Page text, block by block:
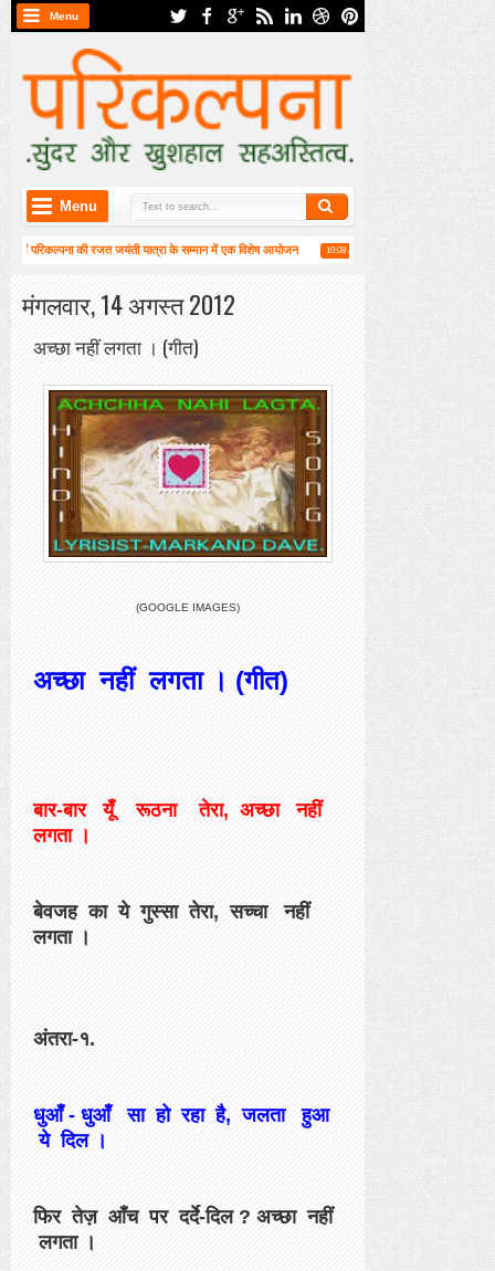
Menu
Menu
में परिकल्पना की रजत जयंती यात्रा के सम्मान में एक विशेष आयोजन 10:08 AM
हाईकु गंगा पटल पर हाइगा की
मंगलवार, 14 अगस्त 2012
अच्छा नहीं लगता । (गीत)
(GOOGLE IMAGES)
अच्छा नहीं लगता । (गीत)
बार-बार यूँ रूठना तेरा, अच्छा नहीं
लगता ।
बेवजह का ये गुस्सा तेरा, सच्चा नहीं
लगता ।
अंतरा-१.
धुआँ - धुआँ सा हो रहा है, जलता हुआ
ये दिल ।
फिर तेज़ आँच पर दर्दे-दिल ? अच्छा नहीं
लगता ।